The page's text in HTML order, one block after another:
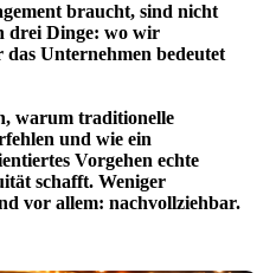
braucht, sind nicht
drei Dinge: wo wir
Unternehmen bedeutet
warum traditionelle
und wie ein
Vorgehen echte
schafft. Weniger
vor allem: nachvollziehbar.